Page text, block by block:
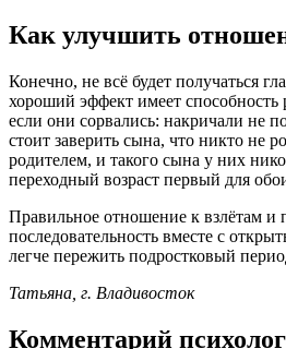
Как улучшить
Конечно, не всё будет получаться
хороший эффект имеет способность
если они сорвались: накричали не
стоит заверить сына, что никто не
родителем, и такого сына у них
переходный возраст первый для
Правильное отношение к взлётам и
последовательность вместе с
легче пережить подростковый
Татьяна, г. Владивосток
Комментарий